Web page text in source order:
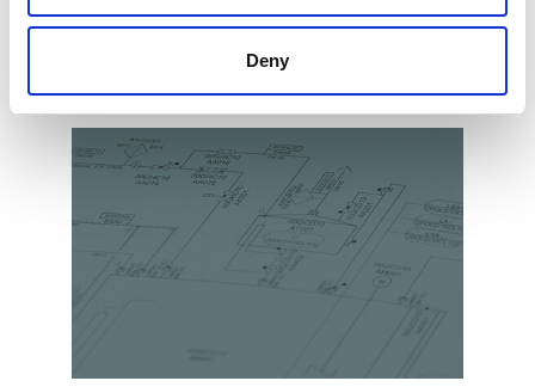
Deny
Karriere bei VESCON Automation